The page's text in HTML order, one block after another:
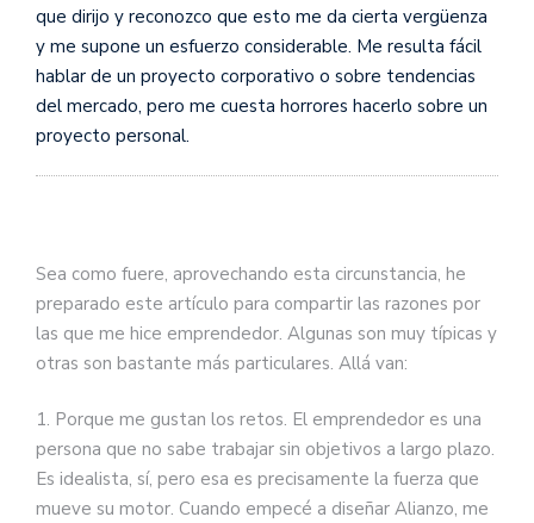
que dirijo y reconozco que esto me da cierta vergüenza
y me supone un esfuerzo considerable. Me resulta fácil
hablar de un proyecto corporativo o sobre tendencias
del mercado, pero me cuesta horrores hacerlo sobre un
proyecto personal.
Sea como fuere, aprovechando esta circunstancia, he
preparado este artículo para compartir las razones por
las que me hice emprendedor. Algunas son muy típicas y
otras son bastante más particulares. Allá van:
1. Porque me gustan los retos. El emprendedor es una
persona que no sabe trabajar sin objetivos a largo plazo.
Es idealista, sí, pero esa es precisamente la fuerza que
mueve su motor. Cuando empecé a diseñar Alianzo, me